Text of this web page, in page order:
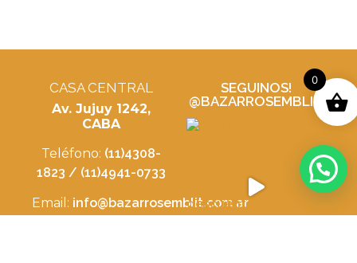
CASA CENTRAL
Av. Jujuy 1242,
CABA
Teléfono: (11)4308-
1823 / (11)4941-0733
Email: info@bazarrosemblit.com.ar
SEGUINOS!
@BAZARROSEMBLIT
0